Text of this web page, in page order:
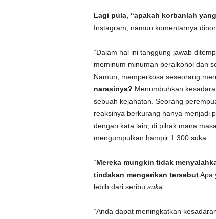
Lagi pula, “apakah korbanlah
Instagram, namun komentarnya
“Dalam hal ini tanggung jawab
meminum minuman beralkohol dan
Namun, memperkosa seseorang
narasinya? Menumbuhkan
sebuah kejahatan. Seorang
reaksinya berkurang hanya menjadi
dengan kata lain, di pihak mana
mengumpulkan hampir 1.300 suka.
“Mereka mungkin tidak
tindakan mengerikan tersebutApa
lebih dari seribu suka
“Anda dapat meningkatkan